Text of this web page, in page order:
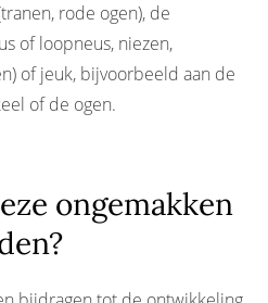
rode ogen), de
of loopneus, niezen,
of jeuk, bijvoorbeeld aan de
of de ogen.
ongemakken